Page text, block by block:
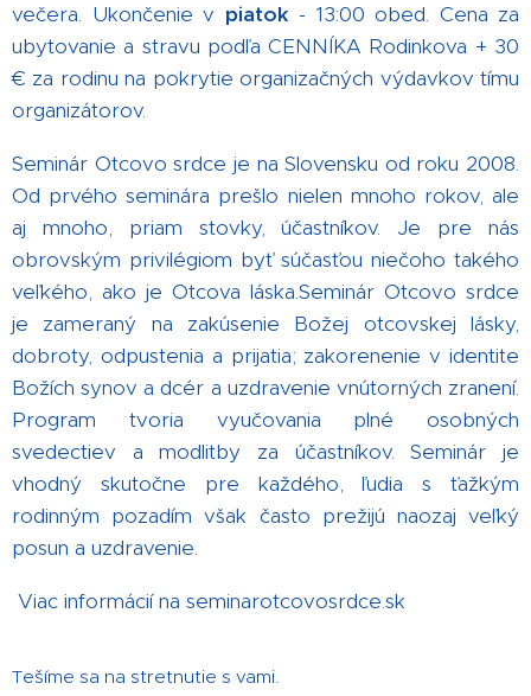
večera. Ukončenie v piatok - 13:00 obed. Cena za
ubytovanie a stravu podľa CENNÍKA Rodinkova + 30
€ za rodinu na pokrytie organizačných výdavkov tímu
organizátorov.
Seminár Otcovo srdce je na Slovensku od roku 2008.
Od prvého seminára prešlo nielen mnoho rokov, ale
aj mnoho, priam stovky, účastníkov. Je pre nás
obrovským privilégiom byť súčasťou niečoho takého
veľkého, ako je Otcova láska.Seminár Otcovo srdce
je zameraný na zakúsenie Božej otcovskej lásky,
dobroty, odpustenia a prijatia; zakorenenie v identite
Božích synov a dcér a uzdravenie vnútorných zranení.
Program tvoria vyučovania plné osobných
svedectiev a modlitby za účastníkov. Seminár je
vhodný skutočne pre každého, ľudia s ťažkým
rodinným pozadím však často prežijú naozaj veľký
posun a uzdravenie.
Viac informácií na seminarotcovosrdce.sk
Tešíme sa na stretnutie s vami.